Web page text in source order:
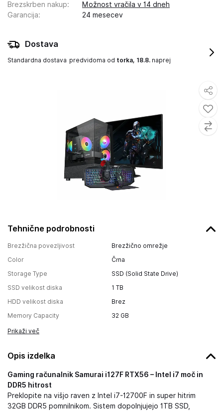
Tehnične podrobnosti
Brezžična povezljivost
Brezžično omrežje
Color
Črna
Storage Type
SSD (Solid State Drive)
SSD velikost diska
1 TB
HDD velikost diska
Brez
Memory Capacity
32 GB
Prikaži več
Opis izdelka
Gaming računalnik Samurai i127F RTX56 – Intel i7 moč in
DDR5 hitrost
Preklopite na višjo raven z Intel i7-12700F in super hitrim
32GB DDR5 pomnilnikom. Sistem dopolnjujejo 1TB SSD,
Brezskrben nakup:
Možnost vračila v 14 dneh
Garancija: 24 mesecev
Dostava
Standardna dostava predvidoma od torka, 18.8. naprej